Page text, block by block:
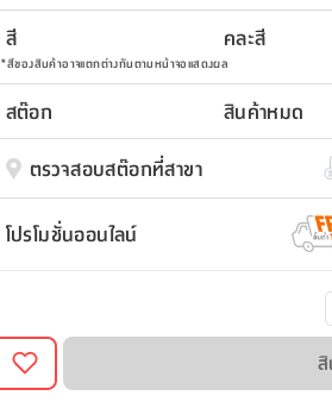
สี
คละสี
*สีของสินค้าอาจแตกต่างกันตามหน้าจอแสดงผล
สต๊อก
สินค้าหมด
ตรวจสอบสต๊อกที่สาขา
โปรโมชั่นออนไลน์